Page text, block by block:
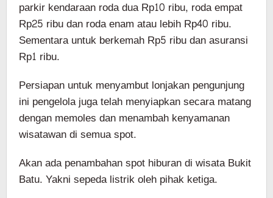
parkir kendaraan roda dua Rp10 ribu, roda empat
Rp25 ribu dan roda enam atau lebih Rp40 ribu.
Sementara untuk berkemah Rp5 ribu dan asuransi
Rp1 ribu.
Persiapan untuk menyambut lonjakan pengunjung
ini pengelola juga telah menyiapkan secara matang
dengan memoles dan menambah kenyamanan
wisatawan di semua spot.
Akan ada penambahan spot hiburan di wisata Bukit
Batu. Yakni sepeda listrik oleh pihak ketiga.